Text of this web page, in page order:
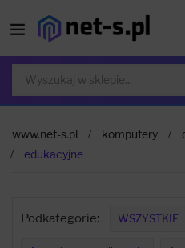
www.net-s.pl komputery
edukacyjne
Podkategorie: WSZYSTKIE